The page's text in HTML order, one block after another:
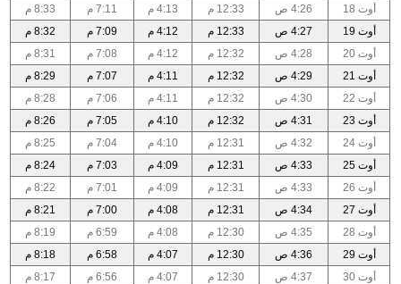
أوت 18
4:26 ص 12:33 م 4:13 م 7:11 م
8:33 م
أوت 19
4:27 ص 12:33 م 4:12 م 7:09 م
8:32 م
أوت 20
4:28 ص 12:32 م 4:12 م 7:08 م
8:31 م
أوت 21
4:29 ص 12:32 م 4:11 م 7:07 م
8:29 م
أوت 22
4:30 ص 12:32 م 4:11 م 7:06 م
8:28 م
أوت 23
4:31 ص 12:32 م 4:10 م 7:05 م
8:26 م
أوت 24
4:32 ص 12:31 م 4:10 م 7:04 م
8:25 م
أوت 25
4:33 ص 12:31 م 4:09 م 7:03 م
8:24 م
أوت 26
4:33 ص 12:31 م 4:09 م 7:01 م
8:22 م
أوت 27
4:34 ص 12:31 م 4:08 م 7:00 م
8:21 م
أوت 28
4:35 ص 12:30 م 4:08 م 6:59 م
8:19 م
أوت 29
4:36 ص 12:30 م 4:07 م 6:58 م
8:18 م
أوت 30
4:37 ص 12:30 م 4:07 م 6:56 م
8:17 م